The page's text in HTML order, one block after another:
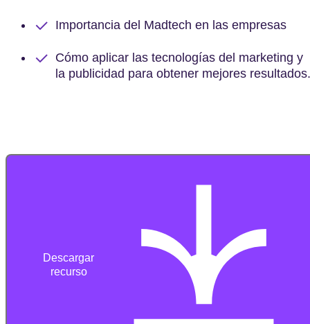
Importancia del Madtech en las empresas
Cómo aplicar las tecnologías del marketing y
la publicidad para obtener mejores
Descargar
recurso